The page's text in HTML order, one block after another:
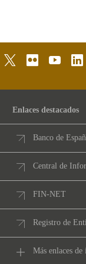
twitterflickr youtube
Enlaces destacados
Banco de
Central de
FIN-NET
Registro de
Más enlaces de